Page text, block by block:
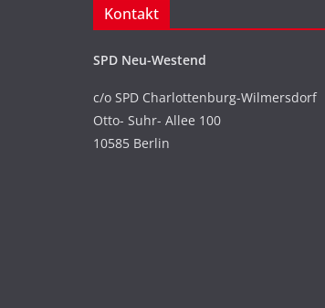
Kontakt
SPD Neu-Westend
c/o SPD Charlottenburg-Wilmersdorf
Otto- Suhr- Allee 100
10585 Berlin